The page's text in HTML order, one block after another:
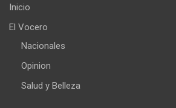
Inicio
El Vocero
Nacionales
Opinion
Salud y Belleza